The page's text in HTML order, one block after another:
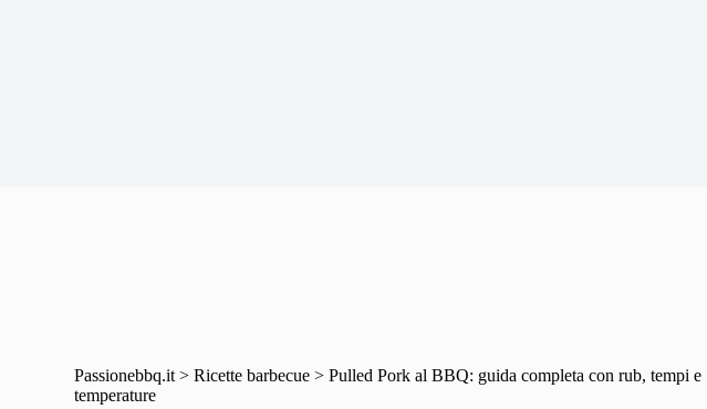
Passionebbq.it >Ricette barbecue >Pulled Pork al BBQ: guida completa con rub, tempi e
temperature